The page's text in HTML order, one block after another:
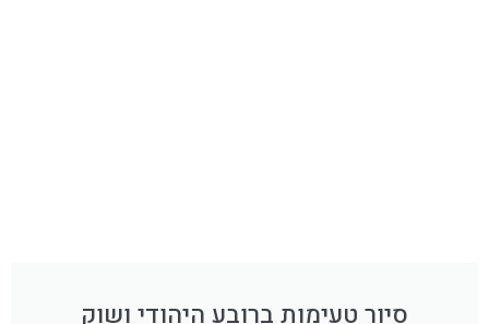
סיור טעימות ברובע היהודי ושוק